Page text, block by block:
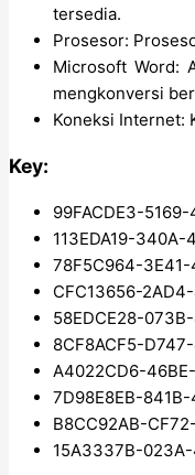
tersedia.
Prosesor:
Microsoft Word:
mengkonversi
Koneksi Internet:
Key:
99FACDE3-
113EDA19-
78F5C964-3E41-
CFC13656-
58EDCE28-
8CF8ACF5-
A4022CD6-
7D98E8EB-
B8CC92AB-
15A3337B-